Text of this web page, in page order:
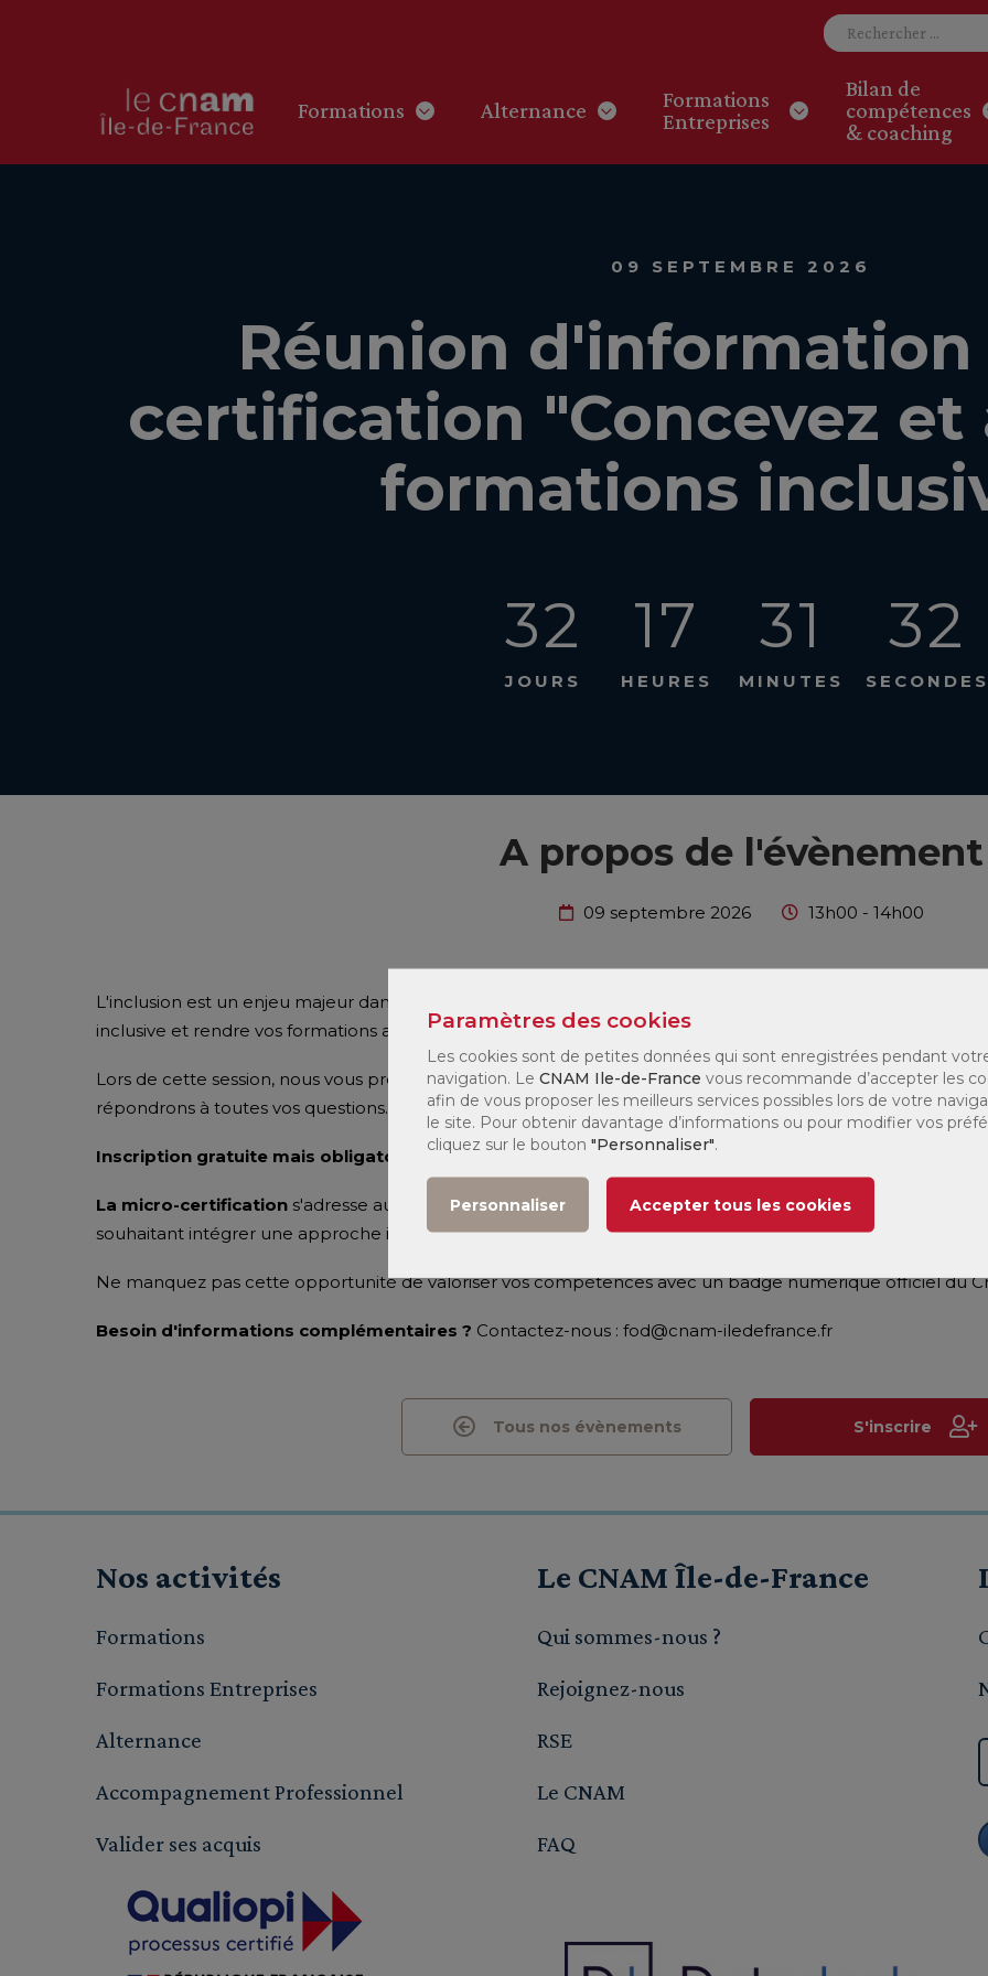
Formations Alternance
Formations
Entreprises
Bilan de
compétences
& coaching
09 SEPTEMBRE 2026
Réunion d'information
certification "Concevez et
formations
32
JOURS
17
HEURES
31
MINUTES
32
SECONDES
A propos de l'évènement
09 septembre 2026 13h00 - 14h00
L'inclusion est un enjeu majeur dans le domaine de la formation. Venez découvrir comment développer
inclusive et rendre vos formations accessibles à tous les publics !
Lors de cette session, nous vous présenterons le programme détaillé de la micro-certification, ses
répondrons à toutes vos questions.
Inscription gratuite mais obligatoire via le formulaire
La micro-certification s'adresse aux formateurs, responsables pédagogiques, enseignants, RH,
souhaitant intégrer une approche inclusive dans leurs pratiques de formation.
Ne manquez pas cette opportunité de valoriser vos compétences avec un badge numérique officiel du
Besoin d'informations complémentaires ? Contactez-nous : fod@cnam-iledefrance.fr
S'inscrire
Tous nos évènements
Nos activités
Formations
Formations Entreprises
Alternance
Accompagnement Professionnel
Valider ses acquis
Le CNAM Île-de-France
Qui sommes-nous ?
Rejoignez-nous
RSE
Le CNAM
FAQ
Paramètres des cookies
Les cookies sont de petites données qui sont enregistrées pendant
navigation. Le CNAM Ile-de-France vous recommande d’accepter les
afin de vous proposer les meilleurs services possibles lors de votre
le site. Pour obtenir davantage d’informations ou pour modifier vos
cliquez sur le bouton "Personnaliser".
Personnaliser Accepter tous les cookies